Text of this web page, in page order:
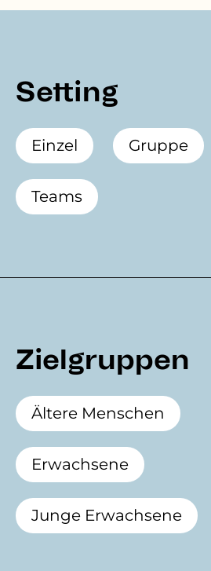
Setting
Einzel Gruppe
Teams
Zielgruppen
Ältere Menschen
Erwachsene
Junge Erwachsene